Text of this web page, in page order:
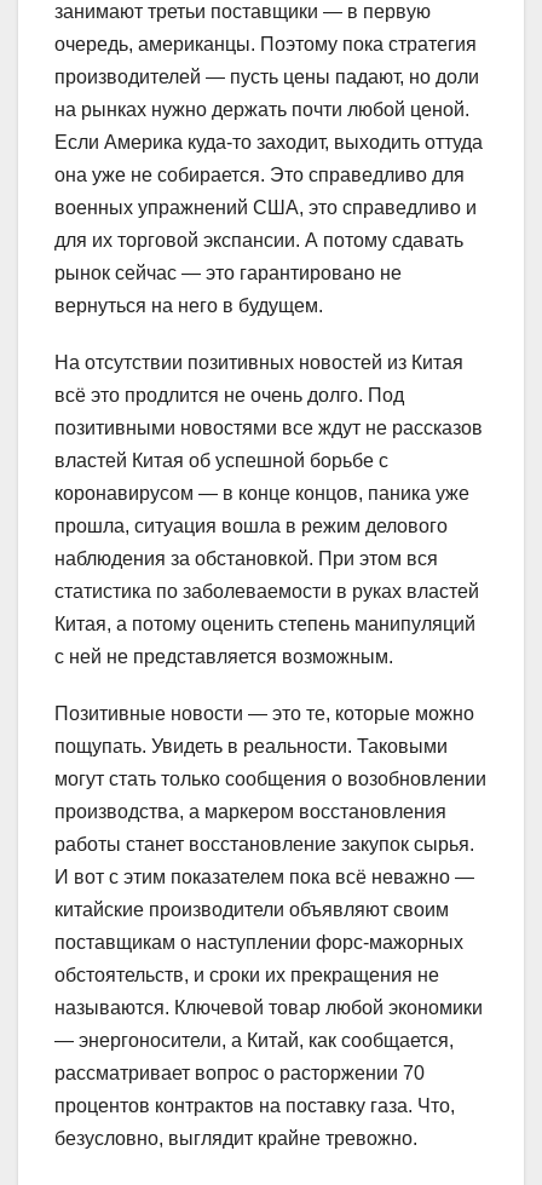
занимают третьи поставщики — в первую
очередь, американцы. Поэтому пока стратегия
производителей — пусть цены падают, но доли
на рынках нужно держать почти любой ценой.
Если Америка куда-то заходит, выходить оттуда
она уже не собирается. Это справедливо для
военных упражнений США, это справедливо и
для их торговой экспансии. А потому сдавать
рынок сейчас — это гарантировано не
вернуться на него в будущем.
На отсутствии позитивных новостей из Китая
всё это продлится не очень долго. Под
позитивными новостями все ждут не рассказов
властей Китая об успешной борьбе с
коронавирусом — в конце концов, паника уже
прошла, ситуация вошла в режим делового
наблюдения за обстановкой. При этом вся
статистика по заболеваемости в руках властей
Китая, а потому оценить степень манипуляций
с ней не представляется возможным.
Позитивные новости — это те, которые можно
пощупать. Увидеть в реальности. Таковыми
могут стать только сообщения о возобновлении
производства, а маркером восстановления
работы станет восстановление закупок сырья.
И вот с этим показателем пока всё неважно —
китайские производители объявляют своим
поставщикам о наступлении форс-мажорных
обстоятельств, и сроки их прекращения не
называются. Ключевой товар любой экономики
— энергоносители, а Китай, как сообщается,
рассматривает вопрос о расторжении 70
процентов контрактов на поставку газа. Что,
безусловно, выглядит крайне тревожно.